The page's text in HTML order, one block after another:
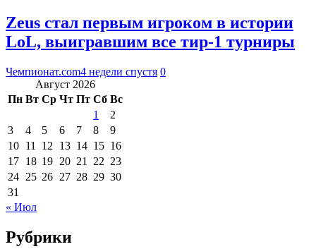
Zeus стал первым игроком в истории
LoL, выигравшим все тир-1 турниры
Чемпионат.com4 недели спустя 0
Август 2026
Пн Вт Ср Чт Пт Сб Вс
1
2
3
4 5 6 7 8
9
10 11 12 13 14 15 16
17 18 19 20 21 22 23
24 25 26 27 28 29 30
31
« Июл
Рубрики